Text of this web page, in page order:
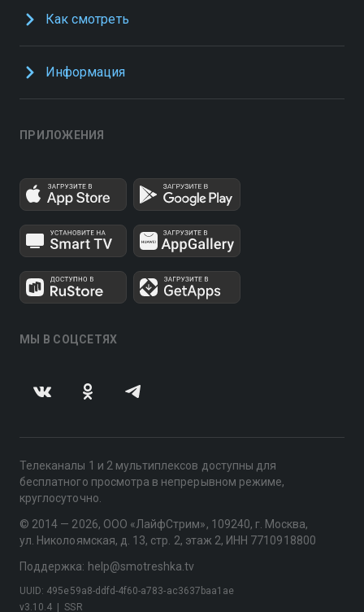
Как смотреть
Информация
ПРИЛОЖЕНИЯ
МЫ В СОЦСЕТЯХ
Телеканалы 1 и 2 мультиплексов доступны для
бесплатного просмотра в непрерывном режиме,
круглосуточно.
© 2014 — 2026, ООО «ЛайфСтрим», 109240, г. Москва,
ул. Николоямская, д. 13, стр. 2, этаж 2, ИНН 7710918800
Поддержка: help@smotreshka.tv
v3.10.4 SSR
UUID: 495e59a8-ddfd-4f60-a783-ac3637baa1ae